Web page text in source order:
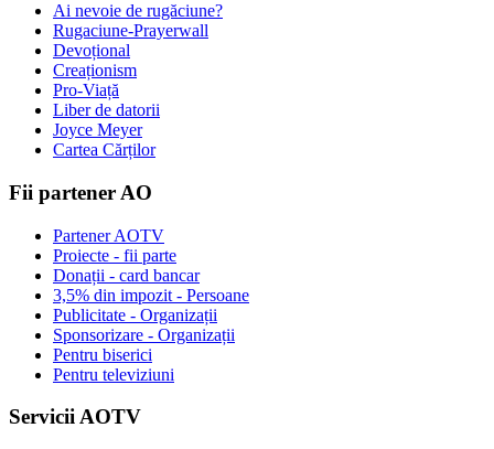
Ai nevoie de rugăciune?
Rugaciune-Prayerwall
Devoțional
Creaționism
Pro-Viață
Liber de datorii
Joyce Meyer
Cartea Cărților
Fii partener AO
Partener AOTV
Proiecte - fii parte
Donații - card bancar
3,5% din impozit - Persoane
Publicitate - Organizații
Sponsorizare - Organizații
Pentru biserici
Pentru televiziuni
Servicii AOTV